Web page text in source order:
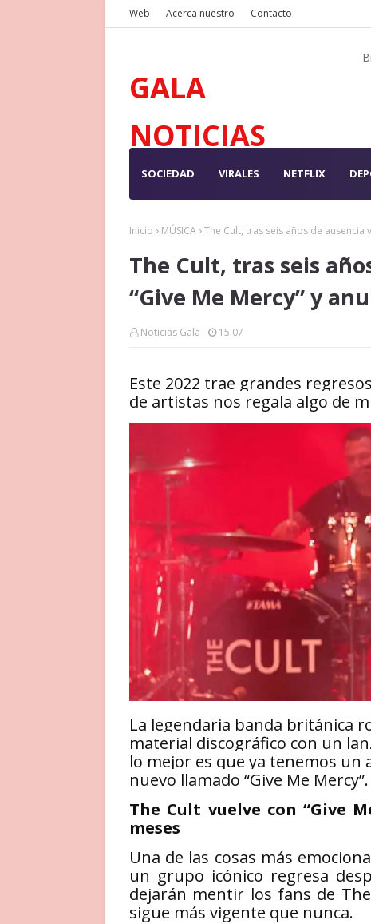
Web Acerca nuestro Contacto
GALA
NOTICIAS
SOCIEDAD VIRALES NETFLIX
Inicio MÚSICA The Cult, tras seis años de ausencia
The Cult, tras seis
“Give Me Mercy” y
Noticias Gala 15:07
Este 2022 trae grandes
de artistas nos regala algo de
La legendaria banda británica
material discográfico con un
lo mejor es que ya tenemos un
nuevo llamado “Give Me Mercy”.
The Cult vuelve con “Give
meses
Una de las cosas más
un grupo icónico regresa
dejarán mentir los fans de
sigue más vigente que nunca.